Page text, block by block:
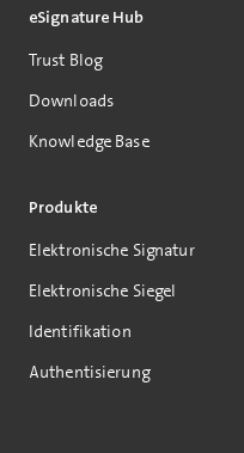
eSignature Hub
Trust Blog
Downloads
Knowledge Base
Produkte
Elektronische Signatur
Elektronische Siegel
Identifikation
Authentisierung